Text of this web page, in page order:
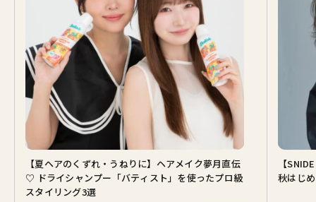
【夏ヘアのくずれ・うねりに】ヘアメイク夢月直伝
♡ ドライシャンプー「バティスト」を使ったプロ級
スタイリング3選
【
秋はじ